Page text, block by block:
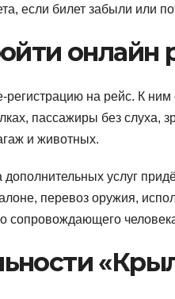
если билет забыли или
онлайн
регистрацию на рейс. К ним
пассажиры без слуха,
и животных.
услуг
перевоз оружия,
сопровождающего